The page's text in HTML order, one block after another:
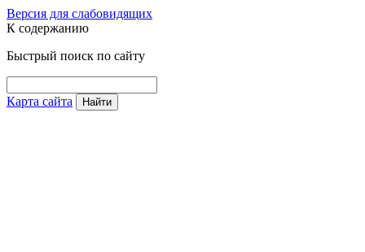
Версия для слабовидящих
К содержанию
Быстрый поиск по сайту
Карта сайта Найти